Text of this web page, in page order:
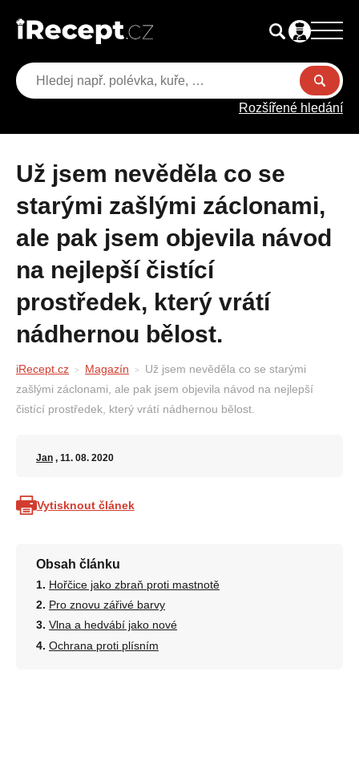
Rozšířené hledání
Už jsem nevěděla co se
starými zašlými záclonami,
ale pak jsem objevila návod
na nejlepší čistící
prostředek, který vrátí
nádhernou bělost.
iRecept.cz Magazín
Už jsem nevěděla co se starými
zašlými záclonami, ale pak jsem objevila návod na nejlepší
čistící prostředek, který vrátí nádhernou bělost.
Jan , 11. 08. 2020
Vytisknout článek
Obsah článku
Hořčice jako zbraň proti mastnotě
Pro znovu zářivé barvy
Vlna a hedvábí jako nové
Ochrana proti plísním